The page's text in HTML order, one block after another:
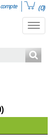
(0)